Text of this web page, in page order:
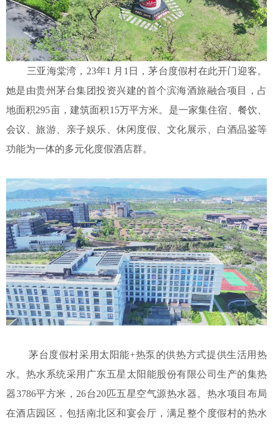
三亚海棠湾，23年1 月1日，茅台度假村在此开门迎客。
她是由贵州茅台集团投资兴建的首个滨海酒旅融合项目，占
地面积295亩，建筑面积15万平方米。是一家集住宿、餐饮、
会议、旅游、亲子娱乐、休闲度假、文化展示、白酒品鉴等
功能为一体的多元化度假酒店群。
茅台度假村采用太阳能+热泵的供热方式提供生活用热
水。热水系统采用广东五星太阳能股份有限公司生产的集热
器3786平方米，26台20匹五星空气源热水器。热水项目布局
在酒店园区，包括南北区和宴会厅，满足整个度假村的热水